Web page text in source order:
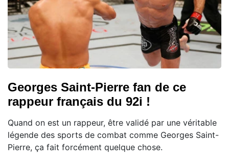
Georges Saint-Pierre fan de ce
rappeur français du 92i !
Quand on est un rappeur, être validé par une véritable
légende des sports de combat comme Georges Saint-
Pierre, ça fait forcément quelque chose.